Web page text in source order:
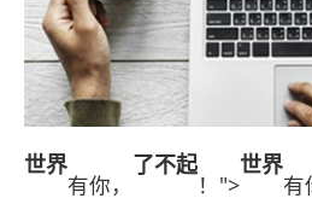
世界
有你，
了不起
！">
世界
有